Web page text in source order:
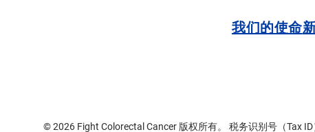
我们的使命
© 2026 Fight Colorectal Cancer 版权所有。 税务识别号（Tax